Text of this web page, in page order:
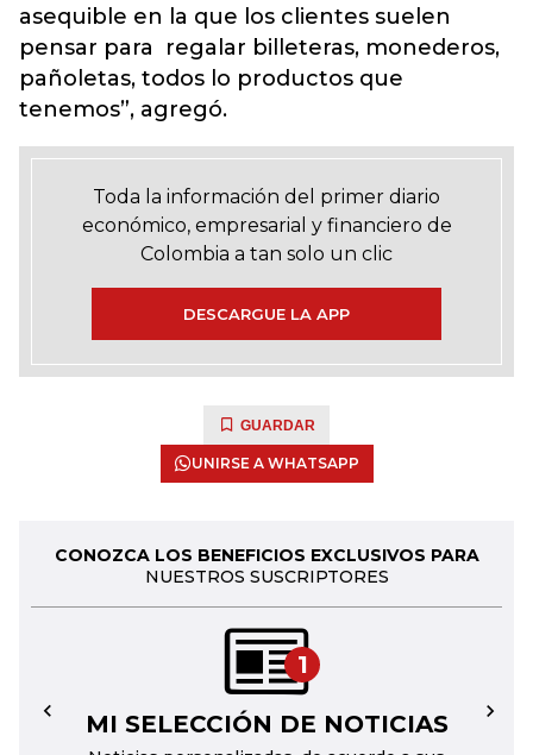
asequible en la que los clientes suelen
pensar para regalar billeteras, monederos,
pañoletas, todos lo productos que
tenemos”, agregó.
Toda la información del primer diario
económico, empresarial y financiero de
Colombia a tan solo un clic
DESCARGUE LA APP
GUARDAR
UNIRSE A WHATSAPP
CONOZCA LOS BENEFICIOS EXCLUSIVOS PARA
NUESTROS SUSCRIPTORES
1
MI SELECCIÓN DE NOTICIAS
← →